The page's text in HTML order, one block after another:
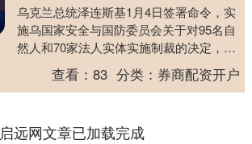
乌克兰总统泽连斯基1月4日签署命令，实
施乌国家安全与国防委员会关于对95名自
然人和70家法人实体实施制裁的决定，其
中大部分为俄罗斯公民。制裁措施主要针
对与俄罗斯....
查看：83 分类： 券商配资开户
启远网文章已加载完成